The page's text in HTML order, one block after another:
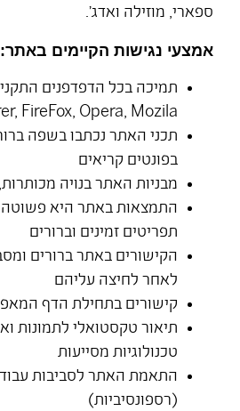
ספארי, מוזילה ואדג'.
אמצעי נגישות הקיימים באתר:
תמיכה בכל הדפדפנים
FireFox, Opera, Mozila).
תכני האתר נכתבו בשפה
בפונטים קריאים
מבניות האתר בנויה
התמצאות באתר היא פשוטה
תפריטים זמינים וברורים
הקישורים באתר ברורים
לאחר לחיצה עליהם
קישורים בתחילת הדף
תיאור טקסטואלי לתמונות
טכנולוגיות מסייעות
התאמת האתר לסביבות
(רספונסיביות)